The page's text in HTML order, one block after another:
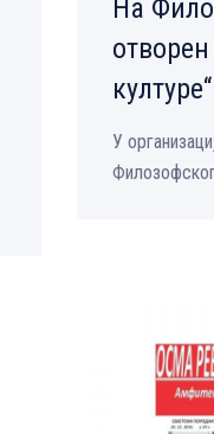
На
културе“
У